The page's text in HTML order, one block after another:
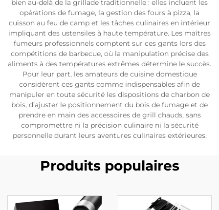
bien au-delà de la grillade traditionnelle : elles incluent les
opérations de fumage, la gestion des fours à pizza, la
cuisson au feu de camp et les tâches culinaires en intérieur
impliquant des ustensiles à haute température. Les maîtres
fumeurs professionnels comptent sur ces gants lors des
compétitions de barbecue, où la manipulation précise des
aliments à des températures extrêmes détermine le succès.
Pour leur part, les amateurs de cuisine domestique
considèrent ces gants comme indispensables afin de
manipuler en toute sécurité les dispositions de charbon de
bois, d’ajuster le positionnement du bois de fumage et de
prendre en main des accessoires de grill chauds, sans
compromettre ni la précision culinaire ni la sécurité
personnelle durant leurs aventures culinaires extérieures.
Produits populaires